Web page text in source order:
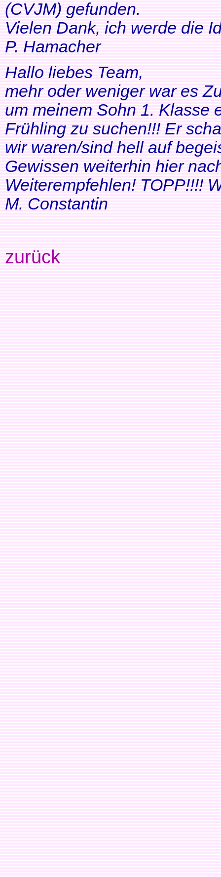
(CVJM) gefunden.
Vielen Dank, ich werde die
P. Hamacher
Hallo liebes Team,
mehr oder weniger war es
um meinem Sohn 1. Klasse
Frühling zu suchen!!! Er
wir waren/sind hell auf
Gewissen weiterhin hier
Weiterempfehlen! TOPP!!!!
M. Constantin
zurück